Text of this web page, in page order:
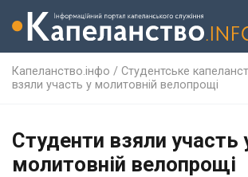
Капеланство.інфо / Студентське
взяли участь у молитовній велопрощі
Студенти взяли участь
молитовній велопрощі